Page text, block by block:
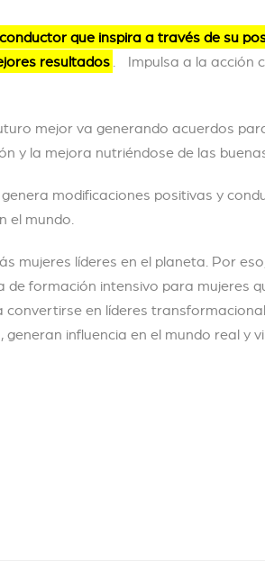
que inspira a través de su
resultados . Impulsa a la acción
mejor va generando acuerdos
y la mejora nutriéndose de las
modificaciones positivas y
el mundo.
mujeres líderes en el planeta. Por
de formación intensivo para mujeres
en líderes
influencia en el mundo real y